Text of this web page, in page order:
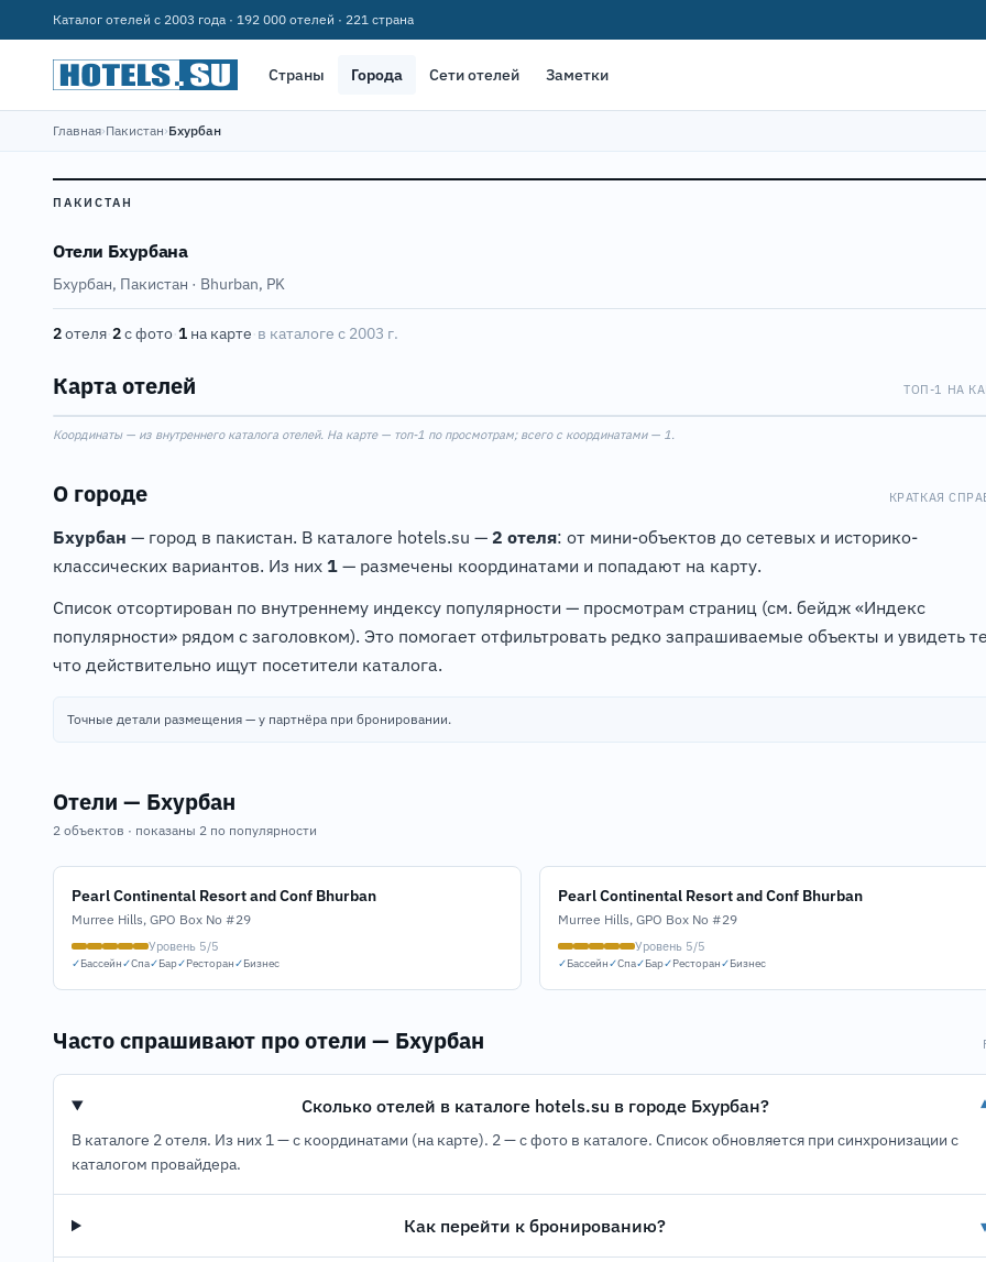
Каталог отелей с 2003 года · 192 000 отелей · 221 страна
Страны Города Сети отелей Заметки
Главная›Пакистан›Бхурбан
ПАКИСТАН
Отели Бхурбана
Бхурбан, Пакистан · Bhurban, PK
2отеля·2с фото·1 на карте·в каталоге с 2003 г.
Карта отелей ТОП-1 НА
1
+
Координаты — из внутреннего каталога отелей. На карте — топ-1 по просмотрам; всего с координатами — 1.
О городе КРАТКАЯ
Бхурбан — город в пакистан. В каталоге hotels.su — 2 отеля: от мини-объектов до сетевых и историко-
классических вариантов. Из них 1 — размечены координатами и попадают на карту.
Список отсортирован по внутреннему индексу популярности — просмотрам страниц (см. бейдж «Индекс
популярности» рядом с заголовком). Это помогает отфильтровать редко запрашиваемые объекты и увидеть
что действительно ищут посетители каталога.
Точные детали размещения — у партнёра при бронировании.
Отели — Бхурбан
2 объектов · показаны 2 по популярности
Pearl Continental Resort and Conf Bhurban
Murree Hills, GPO Box No #29
Уровень 5/5
✓Бассейн✓Спа✓Бар✓Ресторан✓Бизнес
Pearl Continental Resort and Conf Bhurban
Murree Hills, GPO Box No #29
Уровень 5/5
✓Бассейн✓Спа✓Бар✓Ресторан✓Бизнес
Часто спрашивают про отели — Бхурбан
Сколько отелей в каталоге hotels.su в городе Бхурбан?
В каталоге 2 отеля. Из них 1 — с координатами (на карте). 2 — с фото в каталоге. Список обновляется при синхронизации с
каталогом провайдера.
Как перейти к бронированию?